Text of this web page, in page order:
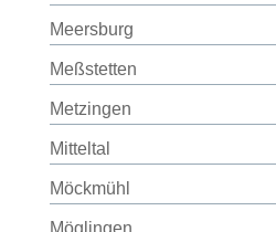
Meersburg
Meßstetten
Metzingen
Mitteltal
Möckmühl
Möglingen